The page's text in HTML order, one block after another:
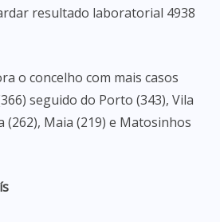
resultado laboratorial 4938
o concelho com mais casos
seguido do Porto (343), Vila
(262), Maia (219) e Matosinhos